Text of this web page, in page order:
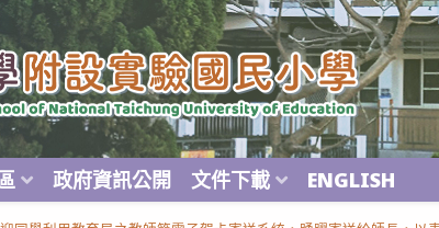
政府資訊公開 文件下載 ENGLISH